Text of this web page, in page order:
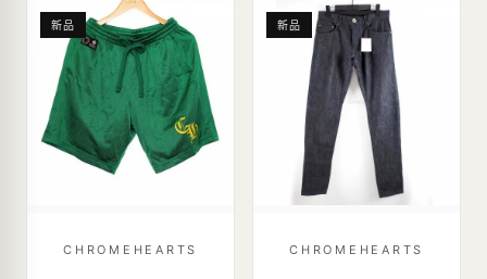
新品
CHROMEHEARTS
新品
CHROMEHEARTS